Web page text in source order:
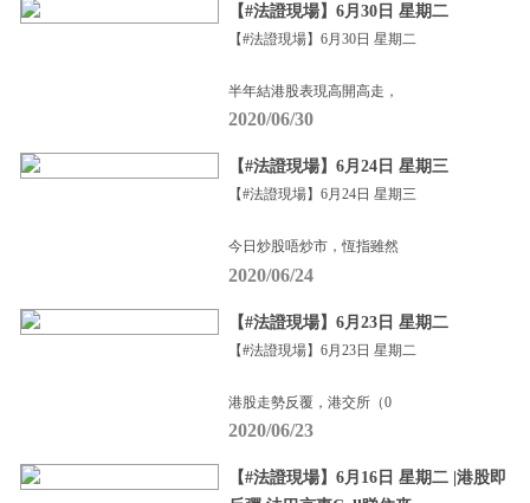
【#法證現場】6月30日 星期二
【#法證現場】6月30日 星期二
半年結港股表現高開高走，
2020/06/30
【#法證現場】6月24日 星期三
【#法證現場】6月24日 星期三
今日炒股唔炒市，恆指雖然
2020/06/24
【#法證現場】6月23日 星期二
【#法證現場】6月23日 星期二
港股走勢反覆，港交所（0
2020/06/23
【#法證現場】6月16日 星期二 |港股即